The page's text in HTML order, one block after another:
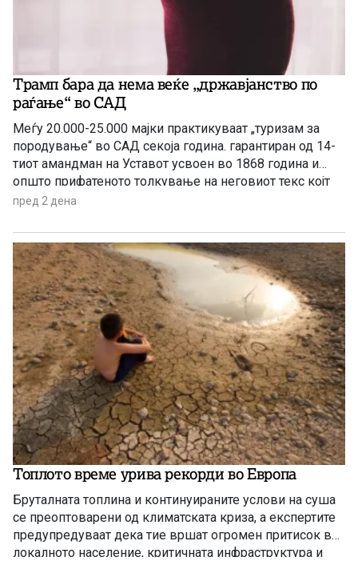
Трамп бара да нема веќе „државјанство по
раѓање“ во САД
Меѓу 20.000-25.000 мајки практикуваат „туризам за
породување“ во САД секоја година. гарантиран од 14-
тиот амандман на Уставот усвоен во 1868 година и
општо прифатеното толкување на неговиот текс којт
гарантира државјанство на речиси секој роден во САД
пред 2 дена
Топлото време урива рекорди во Европа
Бруталната топлина и континуираните услови на суша
се преоптоварени од климатската криза, а експертите
предупредуваат дека тие вршат огромен притисок врз
локалното население, критичната инфраструктура и